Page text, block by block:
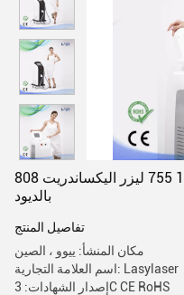
808 آلة إزالة الشعر بالليزر بالديود 1064 755 ليزر اليكساندريت
بالديود
تفاصيل المنتج
مكان المنشأ: ييوو ، الصين
اسم العلامة التجارية: Lasylaser
إصدار الشهادات: 3C CE RoHS